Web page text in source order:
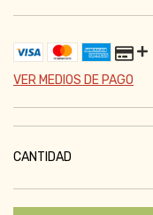
VER MEDIOS DE PAGO
CANTIDAD